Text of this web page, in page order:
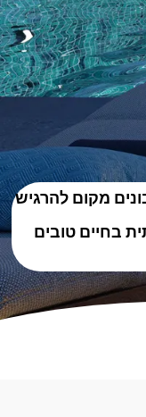
מקום להרגיש
בחיים טובים